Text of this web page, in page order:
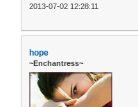
2013-07-02 12:28:11
hope
~Enchantress~